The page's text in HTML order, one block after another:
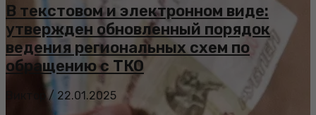
В текстовом и электронном виде:
утвержден обновленный порядок
ведения региональных схем по
обращению с ТКО
/ 22.01.2025